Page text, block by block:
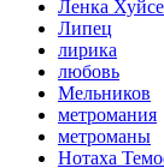
Ленка
Липец
лирика
любовь
Мельников
метромания
метроманы
Нотаха